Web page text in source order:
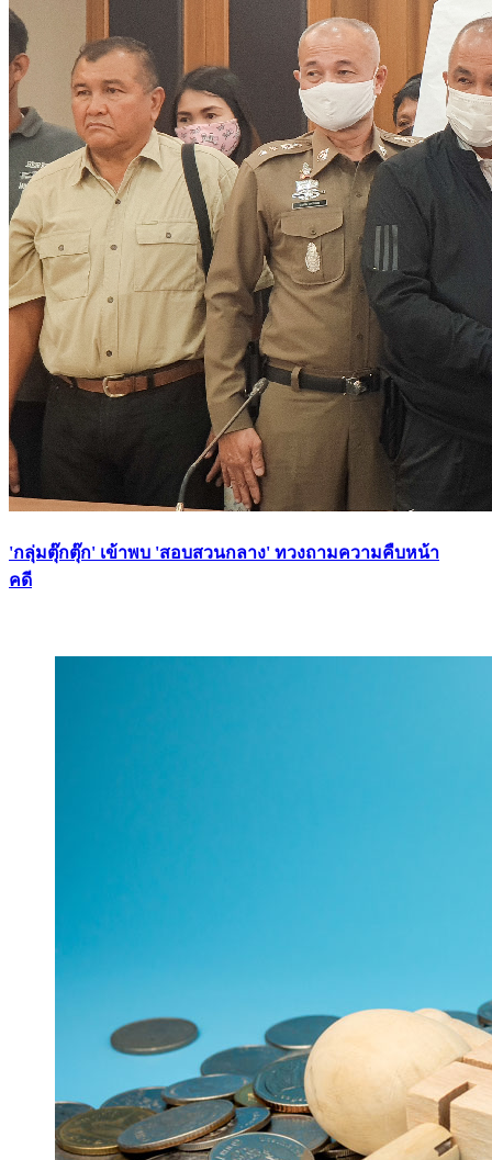
'กลุ่มตุ๊กตุ๊ก' เข้าพบ 'สอบสวนกลาง' ทวงถามความคืบหน้า
คดี